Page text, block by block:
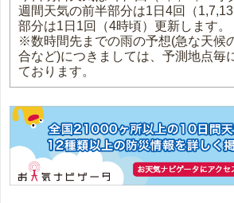
週間天気の前半部分は1日4回（
部分は1日1回（4時頃）更新します。
※数時間先までの雨の予想(急な天候
合など)につきましては、予測地点毎
ております。